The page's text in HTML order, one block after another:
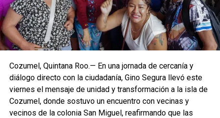
Cozumel, Quintana Roo.— En una jornada de cercanía y
diálogo directo con la ciudadanía, Gino Segura llevó este
viernes el mensaje de unidad y transformación a la isla de
Cozumel, donde sostuvo un encuentro con vecinas y
vecinos de la colonia San Miguel, reafirmando que las